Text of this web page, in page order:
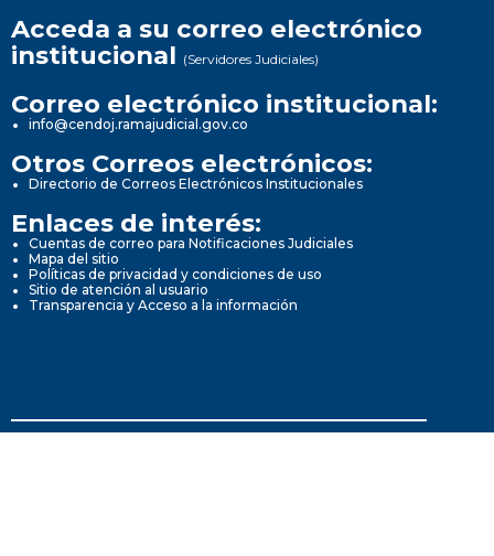
Acceda a su correo electrónico
institucional (Servidores Judiciales)
Correo electrónico institucional:
info@cendoj.ramajudicial.gov.co
Otros Correos electrónicos:
Directorio de Correos Electrónicos Institucionales
Enlaces de interés:
Cuentas de correo para Notificaciones Judiciales
Mapa del sitio
Políticas de privacidad y condiciones de uso
Sitio de atención al usuario
Transparencia y Acceso a la información